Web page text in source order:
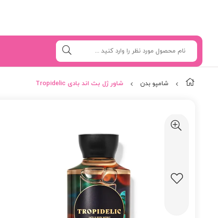
شامپو بدن شاور ژل بث اند بادی Tropidelic